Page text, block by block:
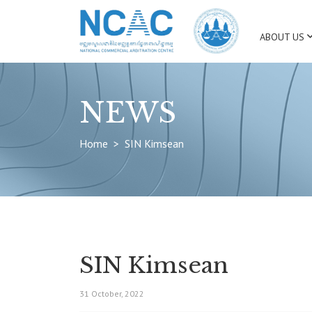
ABOUT US
NEWS
Home SIN Kimsean
SIN Kimsean
31 October, 2022